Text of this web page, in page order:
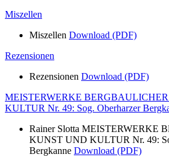
Miszellen
Miszellen Download (PDF)
Rezensionen
Rezensionen Download (PDF)
MEISTERWERKE
KULTUR Nr. 49: Sog. Oberharzer
Rainer Slotta MEISTERWERKE
KUNST UND KULTUR Nr. 49:
Bergkanne Download (PDF)